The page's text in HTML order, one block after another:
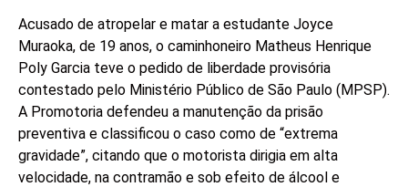
Acusado de atropelar e matar a estudante Joyce
Muraoka, de 19 anos, o caminhoneiro Matheus Henrique
Poly Garcia teve o pedido de liberdade provisória
contestado pelo Ministério Público de São Paulo (MPSP).
A Promotoria defendeu a manutenção da prisão
preventiva e classificou o caso como de “extrema
gravidade”, citando que o motorista dirigia em alta
velocidade, na contramão e sob efeito de álcool e